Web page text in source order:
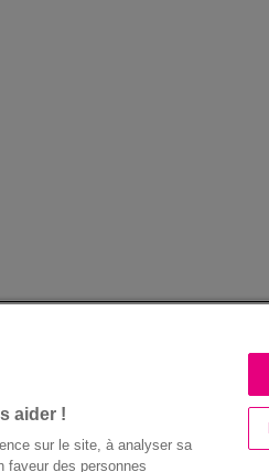
aider !
sur le site, à analyser sa
faveur des personnes